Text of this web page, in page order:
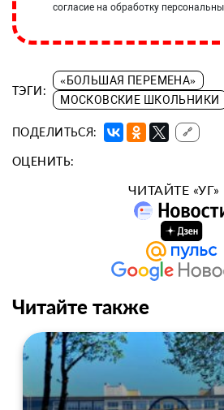
согласие на обработку
ТЭГИ:
«БОЛЬШАЯ ПЕРЕМЕНА»
МОСКОВСКИЕ ШКОЛЬНИКИ
ПОДЕЛИТЬСЯ: 🔗
ОЦЕНИТЬ:
ЧИТАЙТЕ «УГ»
Читайте также